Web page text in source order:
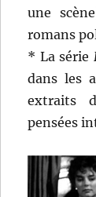
une
romans
* La série
dans les
extraits
pensées